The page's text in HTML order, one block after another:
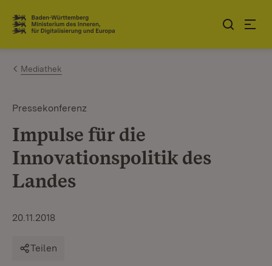
Zum Inhalt springen
Link zur Startseite
Mediathek
Pressekonferenz
Impulse für die
Innovationspolitik des
Landes
20.11.2018
Teilen